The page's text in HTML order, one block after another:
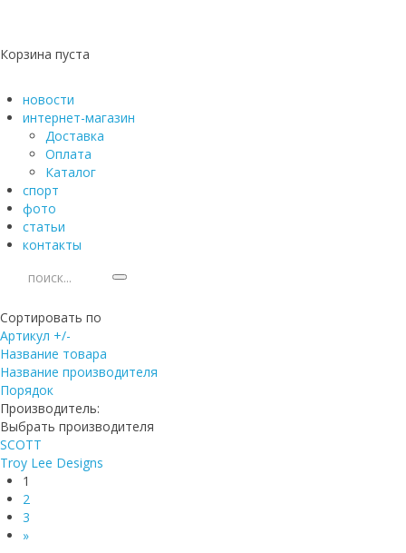
Корзина пуста
новости
интернет-магазин
Доставка
Оплата
Каталог
спорт
фото
статьи
контакты
Сортировать по
Артикул +/-
Название товара
Название производителя
Порядок
Производитель:
Выбрать производителя
SCOTT
Troy Lee Designs
1
2
3
»